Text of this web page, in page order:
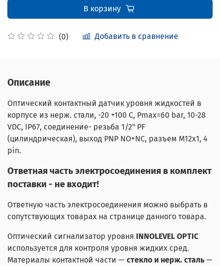
(0) Добавить в сравнение
В корзину
Описание
Оптический контактный датчик уровня жидкостей в
корпусе из нерж. стали, -20 +100 С, Pmax=60 bar, 10-28
VDC, IP67, соединение- резьба 1/2" PF
(цилиндрическая), выход PNP NO+NC, разъем M12x1, 4
pin.
Ответная часть электросоединения в комплект
поставки - не входит!
Ответную часть электросоединения можно выбрать в
сопутствующих товарах на странице данного товара.
Оптический сигнализатор уровня INNOLEVEL OPTIC
используется для контроля уровня жидких сред.
Материалы контактной части — стекло и нерж. сталь —